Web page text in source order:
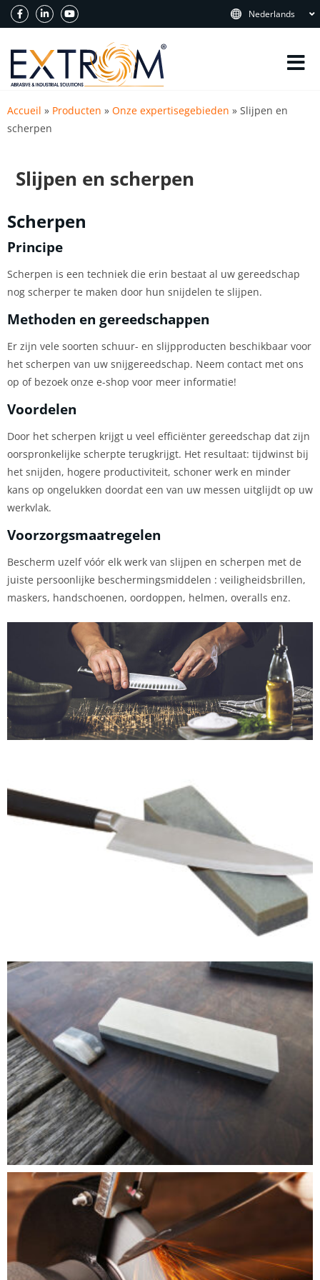
Nederlands
Accueil » Producten » Onze expertisegebieden » Slijpen en
scherpen
Slijpen en scherpen
Scherpen
Principe
Scherpen is een techniek die erin bestaat al uw gereedschap
nog scherper te maken door hun snijdelen te slijpen.
Methoden en gereedschappen
Er zijn vele soorten schuur- en slijpproducten beschikbaar voor
het scherpen van uw snijgereedschap. Neem contact met ons
op of bezoek onze e-shop voor meer informatie!
Voordelen
Door het scherpen krijgt u veel efficiënter gereedschap dat zijn
oorspronkelijke scherpte terugkrijgt. Het resultaat: tijdwinst bij
het snijden, hogere productiviteit, schoner werk en minder
kans op ongelukken doordat een van uw messen uitglijdt op uw
werkvlak.
Voorzorgsmaatregelen
Bescherm uzelf vóór elk werk van slijpen en scherpen met de
juiste persoonlijke beschermingsmiddelen : veiligheidsbrillen,
maskers, handschoenen, oordoppen, helmen, overalls enz.